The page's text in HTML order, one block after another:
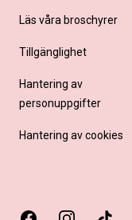
Läs våra broschyrer
Tillgänglighet
Hantering av
personuppgifter
Hantering av cookies